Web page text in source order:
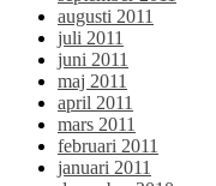
augusti 2011
juli 2011
juni 2011
maj 2011
april 2011
mars 2011
februari 2011
januari 2011